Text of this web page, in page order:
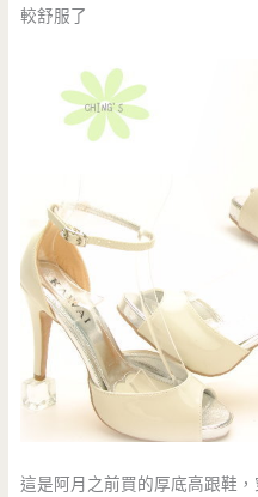
較舒服了
這是阿月之前買的厚底高跟鞋